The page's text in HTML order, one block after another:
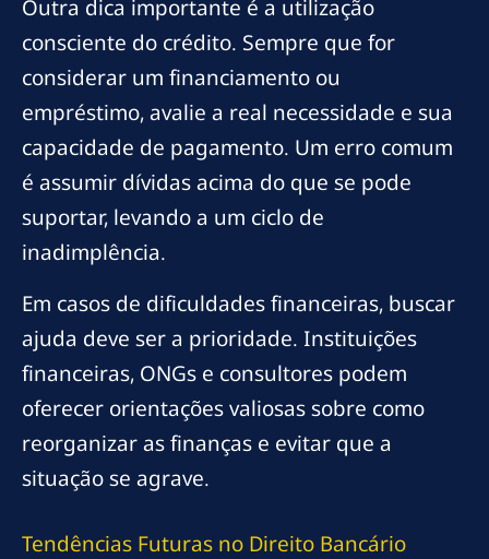
Outra dica importante é a utilização
consciente do crédito. Sempre que for
considerar um financiamento ou
empréstimo, avalie a real necessidade e sua
capacidade de pagamento. Um erro comum
é assumir dívidas acima do que se pode
suportar, levando a um ciclo de
inadimplência.
Em casos de dificuldades financeiras, buscar
ajuda deve ser a prioridade. Instituições
financeiras, ONGs e consultores podem
oferecer orientações valiosas sobre como
reorganizar as finanças e evitar que a
situação se agrave.
Tendências Futuras no Direito Bancário